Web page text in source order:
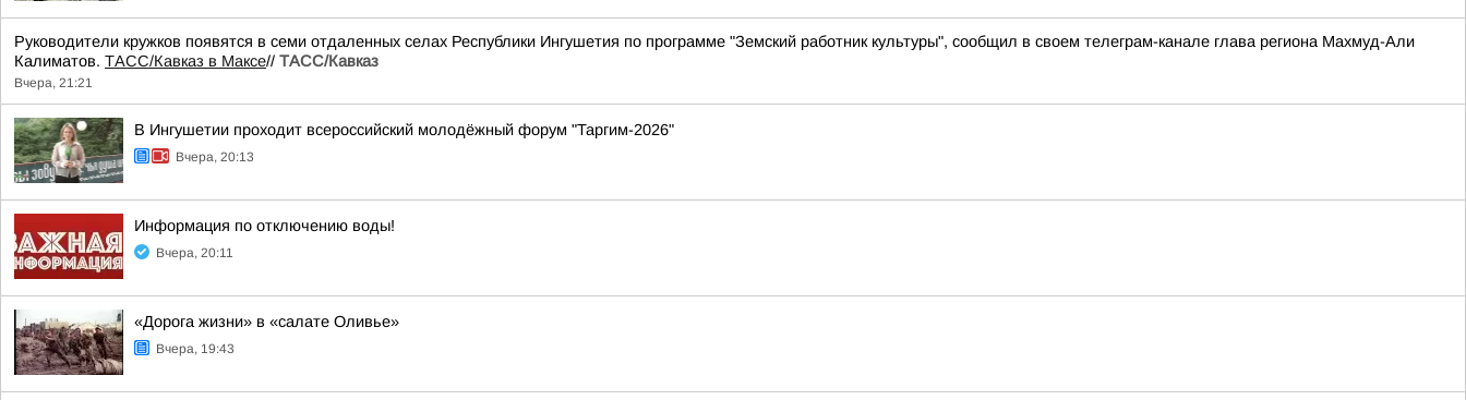
Руководители кружков появятся в семи отдаленных селах Республики Ингушетия по программе "Земский работник культуры", сообщил в своем телеграм-канале глава региона Махмуд-Али
Калиматов. ТАСС/Кавказ в Максе// ТАСС/Кавказ
Вчера, 21:21
В Ингушетии проходит всероссийский молодёжный форум "Таргим-2026"
Вчера, 20:13
Информация по отключению воды!
Вчера, 20:11
«Дорога жизни» в «салате Оливье»
Вчера, 19:43